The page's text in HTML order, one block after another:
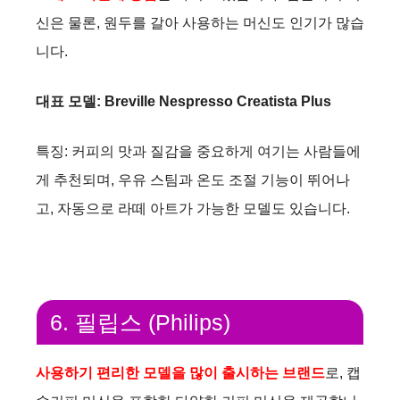
신은 물론, 원두를 갈아 사용하는 머신도 인기가 많습
니다.
대표 모델: Breville Nespresso Creatista Plus
특징: 커피의 맛과 질감을 중요하게 여기는 사람들에
게 추천되며, 우유 스팀과 온도 조절 기능이 뛰어나
고, 자동으로 라떼 아트가 가능한 모델도 있습니다.
6. 필립스 (Philips)
사용하기 편리한 모델을 많이 출시하는 브랜드로, 캡